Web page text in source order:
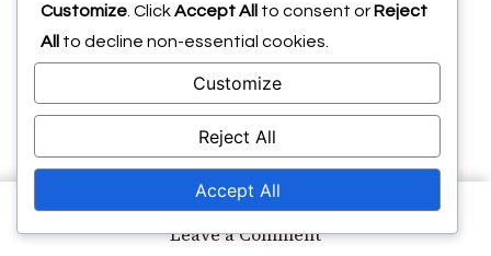
Leave a Commenton
soccer professionnel.
Importance du travail d’équipe et de la
collaboration
Discipline et engagement envers
l’entraînement
Environnement familial de soutien
Customize . ClickAccept All to consent or Reject
All
to decline non-essential cookies.
Customize
Reject All
Accept All